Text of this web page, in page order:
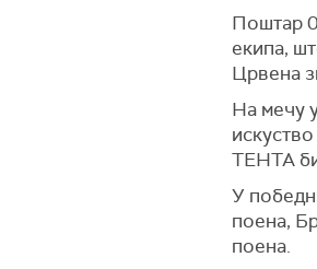
Поштар
екипа,
Црвена
На мечу
ТЕНТА
У
поена,
поена.